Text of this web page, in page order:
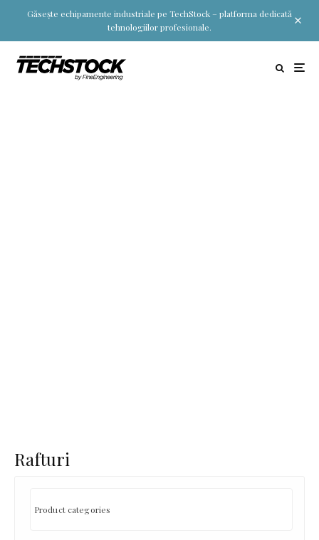
Găsește echipamente industriale pe TechStock – platforma dedicată
tehnologiilor profesionale.
Rafturi